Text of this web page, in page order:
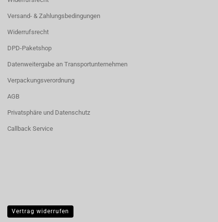
Versand- & Zahlungsbedingungen
Widerrufsrecht
DPD-Paketshop
Datenweitergabe an Transportunternehmen
Verpackungsverordnung
AGB
Privatsphäre und Datenschutz
Callback Service
Vertrag widerrufen